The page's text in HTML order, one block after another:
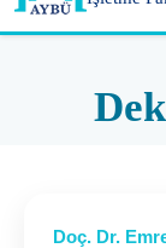
Doç. Dr.